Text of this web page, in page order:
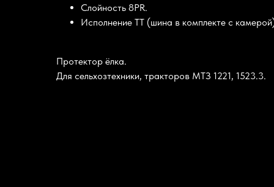
Слойность 8PR.
Исполнение ТТ (шина в комплекте с
Протектор ёлка.
Для сельхозтехники, тракторов МТЗ 1221, 1523.3.